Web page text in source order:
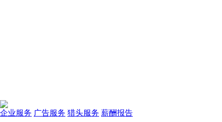
企业服务 广告服务 猎头服务 薪酬报告